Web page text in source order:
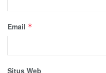
Email *
Situs Web